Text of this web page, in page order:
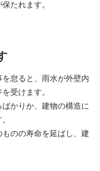
たれます。
怠ると、雨水が外壁内
受けます。
かりか、建物の構造に
のの寿命を延ばし、建